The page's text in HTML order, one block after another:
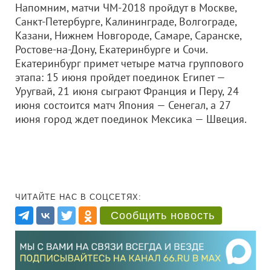
Напомним, матчи ЧМ-2018 пройдут в Москве,
Санкт-Петербурге, Калининграде, Волгограде,
Казани, Нижнем Новгороде, Самаре, Саранске,
Ростове-на-Дону, Екатеринбурге и Сочи.
Екатеринбург примет четыре матча группового
этапа: 15 июня пройдет поединок Египет —
Уругвай, 21 июня сыграют Франция и Перу, 24
июня состоится матч Япония — Сенегал, а 27
июня город ждет поединок Мексика — Швеция.
ЧИТАЙТЕ НАС В СОЦСЕТЯХ:
Сообщить новость